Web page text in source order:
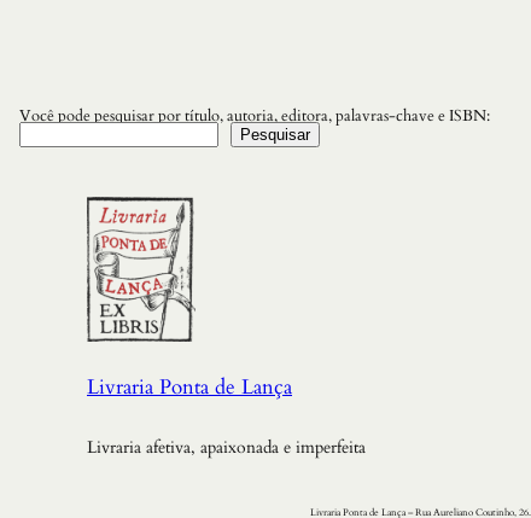
Você pode pesquisar por título, autoria, editora, palavras-chave e ISBN:
Pesquisar
Livraria Ponta de Lança
Livraria afetiva, apaixonada e imperfeita
Livraria Ponta de Lança – Rua Aureliano Coutinho,